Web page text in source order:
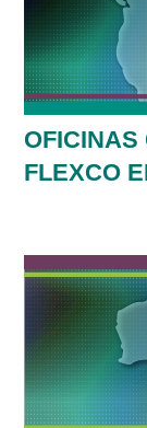
OFICINAS
FLEXCO